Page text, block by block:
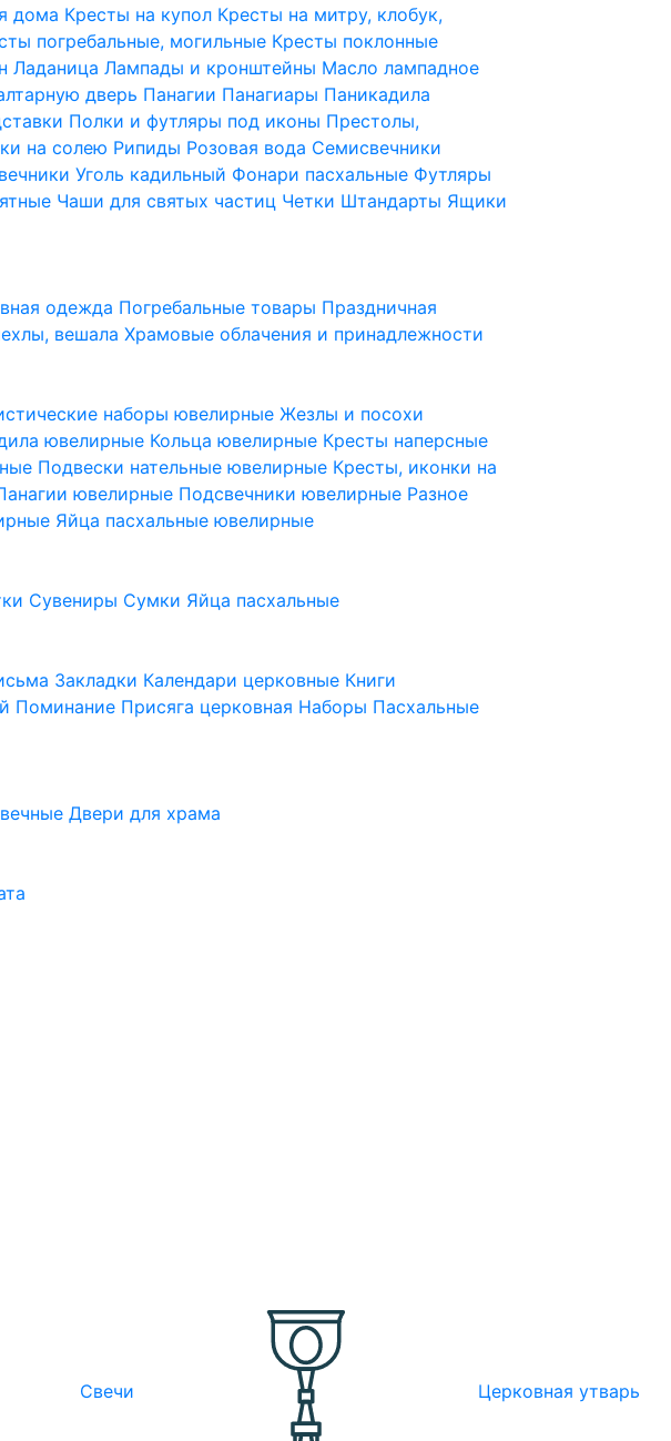
дома Кресты на купол Кресты на митру, клобук,
погребальные, могильные Кресты поклонные
ЛаданицаЛампады и кронштейны Масло лампадное
дверь Панагии Панагиары Паникадила
Полки и футляры под иконы Престолы,
на солею Рипиды Розовая вода Семисвечники
Уголь кадильный Фонари пасхальные Футляры
Чаши для святых частиц Четки Штандарты Ящики
одежда Погребальные товары Праздничная
вешалаХрамовые облачения и принадлежности
наборы ювелирныеЖезлы и посохи
ювелирные Кольца ювелирные Кресты наперсные
Подвески нательные ювелирные Кресты, иконки на
ювелирные Подсвечники ювелирные Разное
Яйца пасхальные ювелирные
Сувениры Сумки Яйца пасхальные
Закладки Календари церковные Книги
Поминание Присяга церковная Наборы Пасхальные
Двери для храма
Свечи Церковная утварь